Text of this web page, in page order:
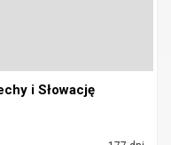
i Słowację